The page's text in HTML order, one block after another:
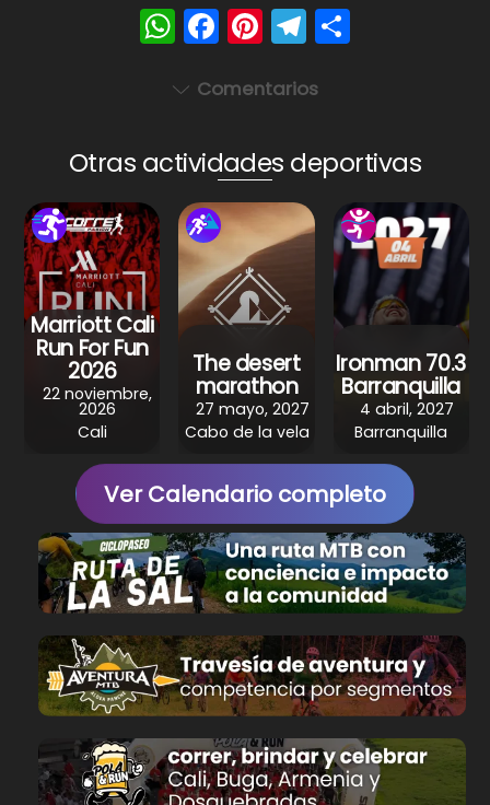
W
h
a
A
p
p
F
a
c
b
o
o
k
Pi
nt
er
st
T
el
e
a
m
Comentarios
Otras actividades deportivas
Marriott Cali
Run For Fun
2026
22 noviembre,
2026
Cali
The desert
marathon
27 mayo, 2027
Cabo de la vela
Ironman 70.3
Barranquilla
4 abril, 2027
Barranquilla
Ver Calendario completo